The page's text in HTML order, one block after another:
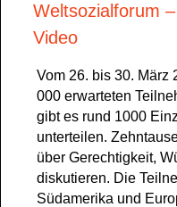
Weltsozialforum
Video
Vom 26. bis 30. März
000 erwarteten
gibt es rund 1000
unterteilen.
über Gerechtigkeit,
diskutieren. Die
Südamerika und